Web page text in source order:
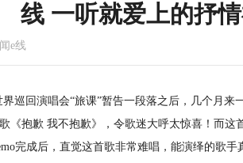
线 一听就爱上的抒
e线
界巡回演唱会“旅课”暂告一段落之后，几个月来
《抱歉 我不抱歉》，令歌迷大呼太惊喜！而这
完成后，直觉这首歌非常难唱，能演绎的歌手